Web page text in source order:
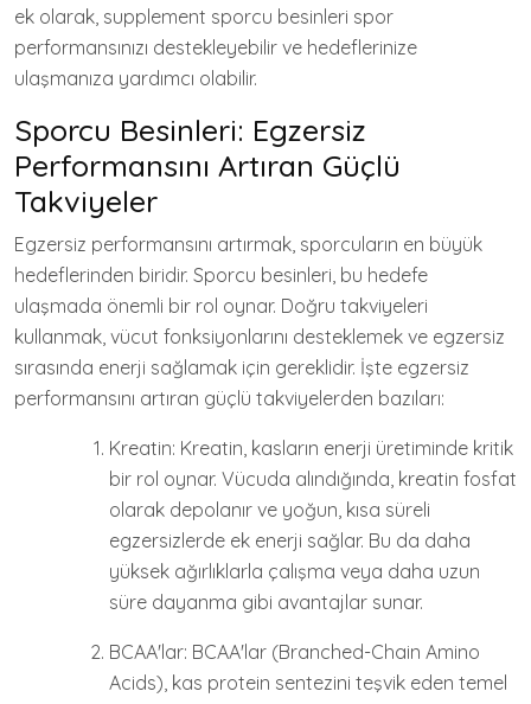
ek olarak, supplement sporcu besinleri spor
performansınızı destekleyebilir ve hedeflerinize
ulaşmanıza yardımcı olabilir.
Sporcu Besinleri: Egzersiz
Performansını Artıran Güçlü
Takviyeler
Egzersiz performansını artırmak, sporcuların en büyük
hedeflerinden biridir. Sporcu besinleri, bu hedefe
ulaşmada önemli bir rol oynar. Doğru takviyeleri
kullanmak, vücut fonksiyonlarını desteklemek ve egzersiz
sırasında enerji sağlamak için gereklidir. İşte egzersiz
performansını artıran güçlü takviyelerden bazıları:
Kreatin: Kreatin, kasların enerji üretiminde kritik
bir rol oynar. Vücuda alındığında, kreatin fosfat
olarak depolanır ve yoğun, kısa süreli
egzersizlerde ek enerji sağlar. Bu da daha
yüksek ağırlıklarla çalışma veya daha uzun
süre dayanma gibi avantajlar sunar.
BCAA'lar: BCAA'lar (Branched-Chain Amino
Acids), kas protein sentezini teşvik eden temel